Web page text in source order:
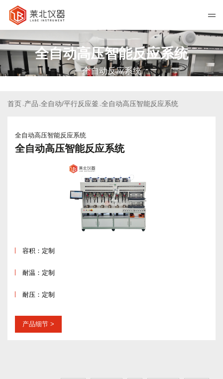
全自动高压智能反应系统
全自动反应系统
首页 >>产品 >>全自动/平行反应釜 >>全自动高压智能反应系统
全自动高压智能反应系统
全自动高压智能反应系统
容积：定制
耐温：定制
耐压：定制
产品细节